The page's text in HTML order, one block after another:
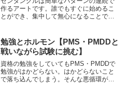
作るアートです。誰でもすぐに始めるこ
とができ、集中して無心になることで瞑
も簡単に楽しめます。この記事では絵が
下手すぎる筆者がゼンタングルにチャレ
ンジした体験とすぐに始める方法を解説
します。興味がある方は是非ご覧くださ
い。
勉強とホルモン【PMS・PMDDと
戦いながら試験に挑む】
資格の勉強をしていてもPMS・PMDDで
勉強がはかどらない。はかどらないこと
で落ち込んでしまう。そんな悪循環が起